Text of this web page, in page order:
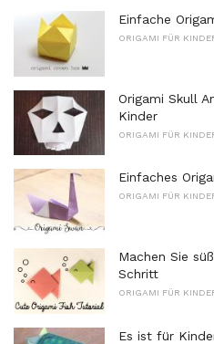
Einfache
ORIGAMI FÜR
Origami Skull
Kinder
ORIGAMI FÜR
Einfaches
ORIGAMI FÜR
Machen Sie
Schritt
ORIGAMI FÜR
Es ist für